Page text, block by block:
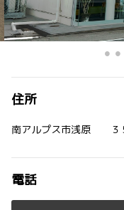
住所
南アルプス市浅原 ３
電話